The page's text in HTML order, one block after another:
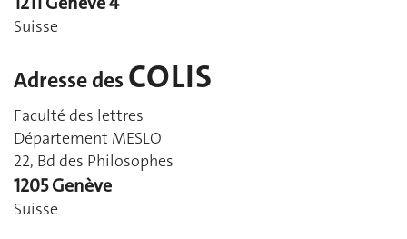
Suisse
Adresse desCOLIS
Faculté des lettres
Département MESLO
22, Bd des Philosophes
1205 Genève
Suisse